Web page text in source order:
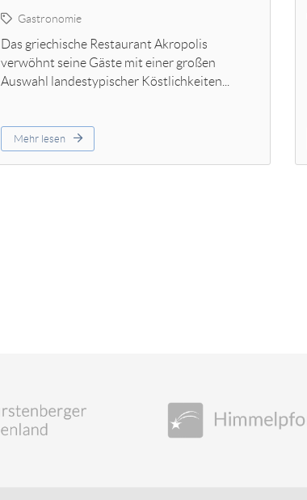
Gastronomie
Das griechische Restaurant Akropolis
verwöhnt seine Gäste mit einer großen
Auswahl landestypischer Köstlichkeiten...
Mehr lesen